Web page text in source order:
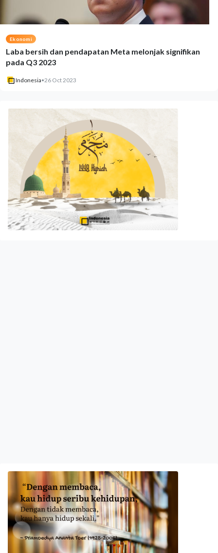
Ekonomi
Laba bersih dan pendapatan Meta melonjak signifikan
pada Q3 2023
Indonesia•26 Oct 2023